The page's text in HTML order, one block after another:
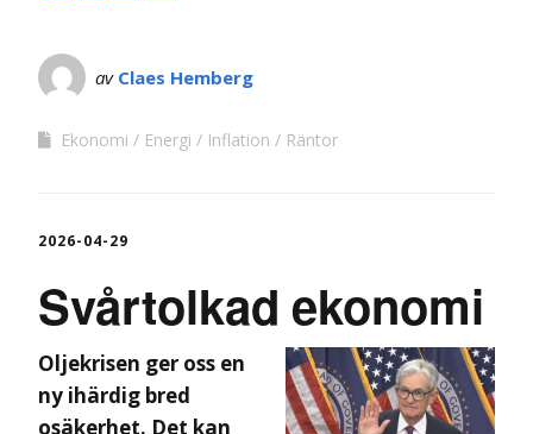
av Claes Hemberg
Ekonomi Energi Inflation Räntor
2026-04-29
Svårtolkad ekonomi
Oljekrisen ger oss en
ny ihärdig bred
osäkerhet. Det kan